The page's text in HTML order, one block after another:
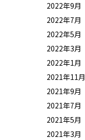
2022年9月
2022年7月
2022年5月
2022年3月
2022年1月
2021年11月
2021年9月
2021年7月
2021年5月
2021年3月